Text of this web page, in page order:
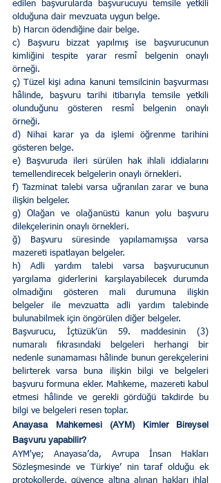
edilen başvurularda başvurucuyu temsile yetkili
olduğuna dair mevzuata uygun belge.
b) Harcın ödendiğine dair belge.
c) Başvuru bizzat yapılmış ise başvurucunun
kimliğini tespite yarar resmî belgenin onaylı
örneği.
ç) Tüzel kişi adına kanuni temsilcinin başvurması
hâlinde, başvuru tarihi itibarıyla temsile yetkili
olunduğunu gösteren resmî belgenin onaylı
örneği.
d) Nihai karar ya da işlemi öğrenme tarihini
gösteren belge.
e) Başvuruda ileri sürülen hak ihlali iddialarını
temellendirecek belgelerin onaylı örnekleri.
f) Tazminat talebi varsa uğranılan zarar ve buna
ilişkin belgeler.
g) Olağan ve olağanüstü kanun yolu başvuru
dilekçelerinin onaylı örnekleri.
ğ) Başvuru süresinde yapılamamışsa varsa
mazereti ispatlayan belgeler.
h) Adli yardım talebi varsa başvurucunun
yargılama giderlerini karşılayabilecek durumda
olmadığını gösteren mali durumuna ilişkin
belgeler ile mevzuatta adli yardım talebinde
bulunabilmek için öngörülen diğer belgeler.
Başvurucu, İçtüzük’ün 59. maddesinin (3)
numaralı fıkrasındaki belgeleri herhangi bir
nedenle sunamaması hâlinde bunun gerekçelerini
belirterek varsa buna ilişkin bilgi ve belgeleri
başvuru formuna ekler. Mahkeme, mazereti kabul
etmesi hâlinde ve gerekli gördüğü takdirde bu
bilgi ve belgeleri resen toplar.
Anayasa Mahkemesi (AYM) Kimler Bireysel
Başvuru yapabilir?
AYM'ye; Anayasa’da, Avrupa İnsan Hakları
Sözleşmesinde ve Türkiye’ nin taraf olduğu ek
protokollerde, güvence altına alınan hakları ihlal